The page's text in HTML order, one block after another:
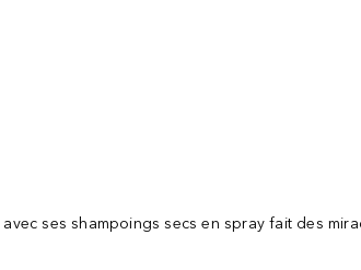
avec ses shampoings secs en spray fait des